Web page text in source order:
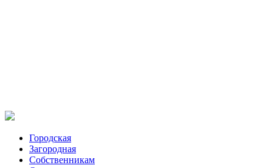
Городская
Загородная
Собственникам